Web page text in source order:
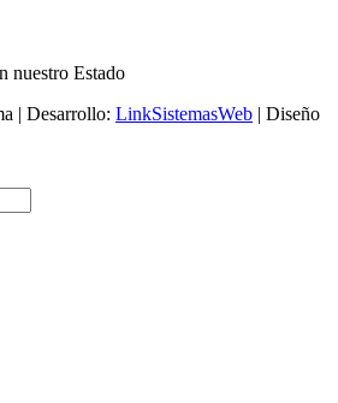
nuestro Estado
| Desarrollo: LinkSistemasWeb | Diseño